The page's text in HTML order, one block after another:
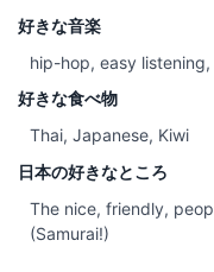
好きな音楽
hip-hop, easy
好きな食べ物
Thai, Japanese, Kiwi
日本の好きなところ
The nice, friendly,
(Samurai!)